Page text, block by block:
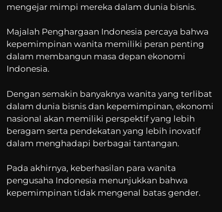
mengejar mimpi mereka dalam dunia bisnis.
Majalah Penghargaan Indonesia percaya bahwa
kepemimpinan wanita memiliki peran penting
dalam membangun masa depan ekonomi
Indonesia.
Dengan semakin banyaknya wanita yang terlibat
dalam dunia bisnis dan kepemimpinan, ekonomi
nasional akan memiliki perspektif yang lebih
beragam serta pendekatan yang lebih inovatif
dalam menghadapi berbagai tantangan.
Pada akhirnya, keberhasilan para wanita
pengusaha Indonesia menunjukkan bahwa
kepemimpinan tidak mengenal batas gender.